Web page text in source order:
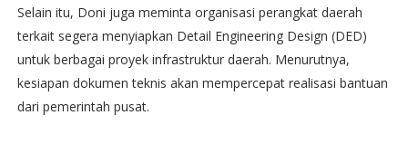
Selain itu, Doni juga meminta organisasi perangkat daerah
terkait segera menyiapkan Detail Engineering Design (DED)
untuk berbagai proyek infrastruktur daerah. Menurutnya,
kesiapan dokumen teknis akan mempercepat realisasi bantuan
dari pemerintah pusat.